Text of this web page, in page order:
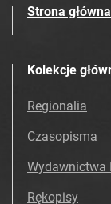
Strona główna
Kolekcje
Regionalia
Czasopisma
Wydawnictwa
Rękopisy